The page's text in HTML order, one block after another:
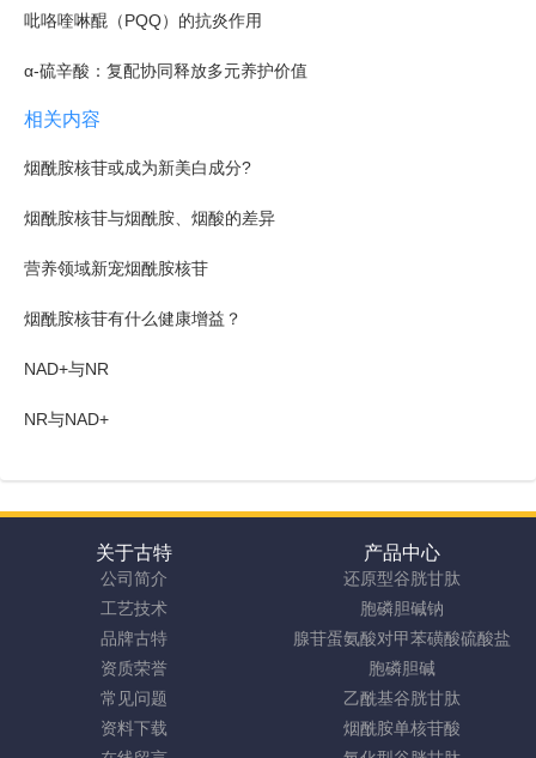
吡咯喹啉醌（PQQ）的抗炎作用
α-硫辛酸：复配协同释放多元养护价值
相关内容
烟酰胺核苷或成为新美白成分?
烟酰胺核苷与烟酰胺、烟酸的差异
营养领域新宠烟酰胺核苷
烟酰胺核苷有什么健康增益？
NAD+与NR
NR与NAD+
关于古特
公司简介
工艺技术
品牌古特
资质荣誉
常见问题
资料下载
产品中心
还原型谷胱甘肽
胞磷胆碱钠
腺苷蛋氨酸对甲苯磺酸硫酸盐
胞磷胆碱
乙酰基谷胱甘肽
烟酰胺单核苷酸